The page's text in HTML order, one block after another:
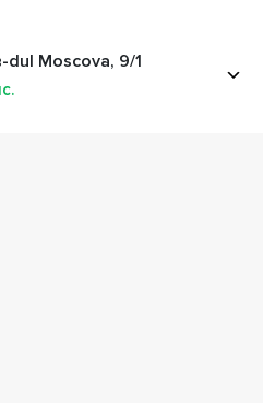
dul Moscova, 9/1